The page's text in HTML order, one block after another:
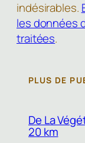
indésirables.
les données
traitées.
PLUS DE
De La
20 km